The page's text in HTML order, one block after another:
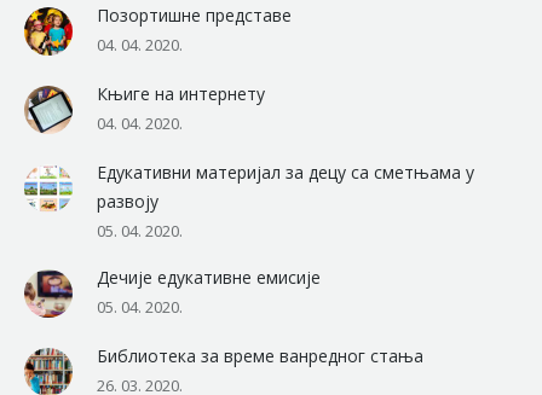
Позортишне представе
04. 04. 2020.
Књиге на интернету
04. 04. 2020.
Едукативни материјал за децу са сметњама у
развоју
05. 04. 2020.
Дечије едукативне емисије
05. 04. 2020.
Библиотека за време ванредног стања
26. 03. 2020.